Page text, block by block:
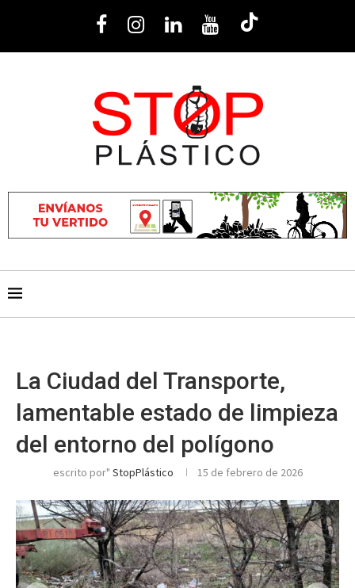
La Ciudad del Transporte,
lamentable estado de limpieza
del entorno del polígono
escrito por" StopPlástico 15 de febrero de 2026